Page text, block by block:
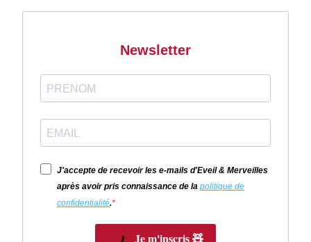
Newsletter
J'accepte de recevoir les e-mails d'Eveil & Merveilles
après avoir pris connaissance de la politique de
confidentialité.
Je m'inscris 🧸